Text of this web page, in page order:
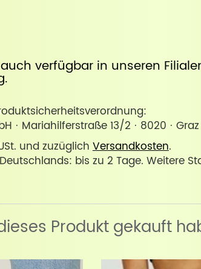
verfügbar in unseren
.
· Mariahilferstraße 13/2 · 8020 ·
und zuzüglichVersandkosten.
bis zu 2 Tage. Weitere
Produkt gekauft